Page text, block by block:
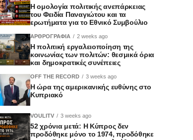
Η ομολογία πολιτικής ανεπάρκειας
του Φειδία Παναγιώτου και τα
ερωτήματα για το Εθνικό Συμβούλιο
ΑΡΘΡΟΓΡΑΦΙΑ 2 weeks ago
Η πολιτική εργαλειοποίηση της
κοινωνίας των πολιτών: θεσμικά όρια
και δημοκρατικές συνέπειες
OFF THE RECORD 3 weeks ago
Η ώρα της αμερικανικής ευθύνης στο
Κυπριακό
VOULITV 3 weeks ago
52 χρόνια μετά: Η Κύπρος δεν
προδόθηκε μόνο το 1974, προδόθηκε